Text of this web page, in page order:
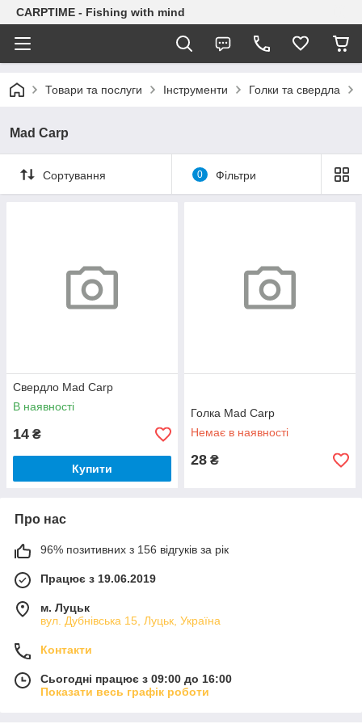
CARPTIME - Fishing with mind
Товари та послуги Інструменти Голки та свердла
Mad Carp
Сортування 0 Фільтри
Свердло Мad Carp
В наявності
14 ₴
Купити
Голка Мad Carp
Немає в наявності
28 ₴
Про нас
96% позитивних з 156 відгуків за рік
Працює з 19.06.2019
м. Луцьк
вул. Дубнівська 15, Луцьк, Україна
Контакти
Сьогодні працює з 09:00 до 16:00
Показати весь графік роботи